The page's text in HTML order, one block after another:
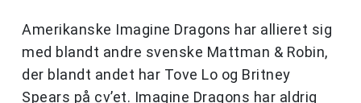
Amerikanske Imagine Dragons har allieret sig
med blandt andre svenske Mattman & Robin,
der blandt andet har Tove Lo og Britney
Spears på cv’et. Imagine Dragons har aldrig